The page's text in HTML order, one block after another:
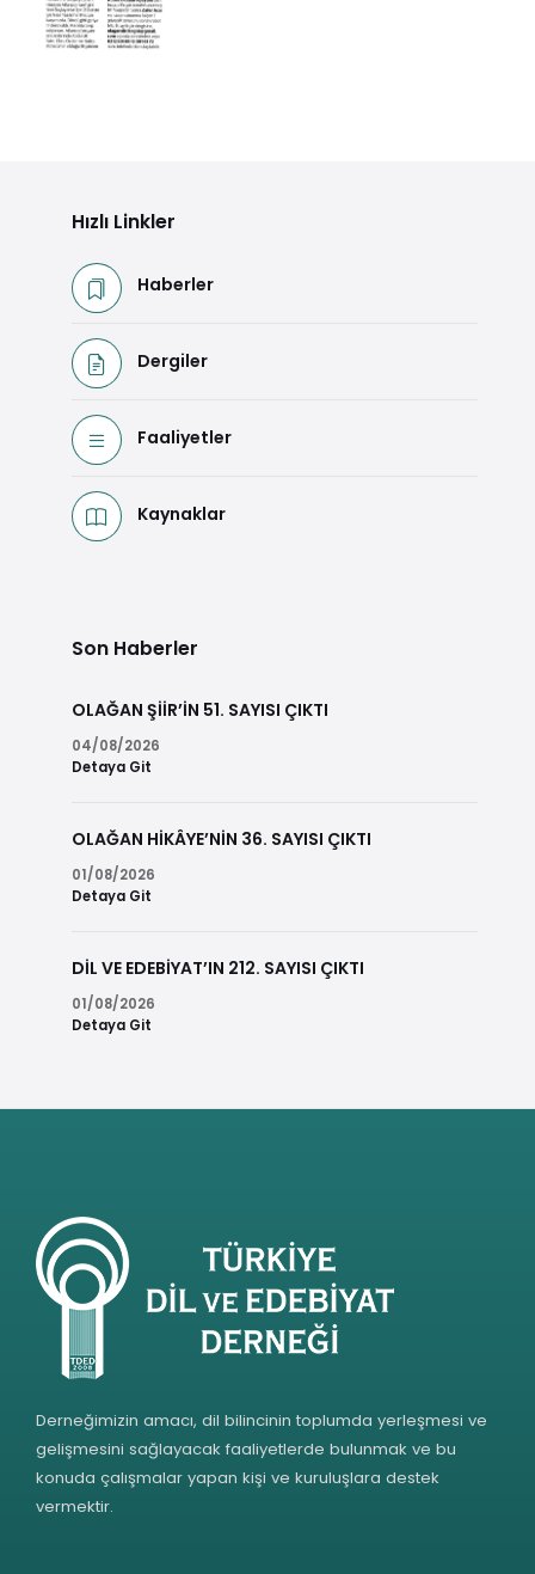
Hızlı Linkler
Haberler
Dergiler
Faaliyetler
Kaynaklar
Son Haberler
OLAĞAN ŞİİR’İN 51. SAYISI ÇIKTI
04/08/2026
Detaya Git
OLAĞAN HİKÂYE’NİN 36. SAYISI ÇIKTI
01/08/2026
Detaya Git
DİL VE EDEBİYAT’IN 212. SAYISI ÇIKTI
01/08/2026
Detaya Git
Derneğimizin amacı, dil bilincinin toplumda yerleşmesi ve
gelişmesini sağlayacak faaliyetlerde bulunmak ve bu
konuda çalışmalar yapan kişi ve kuruluşlara destek
vermektir.